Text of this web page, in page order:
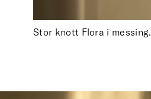
Stor knott Flora i messing.